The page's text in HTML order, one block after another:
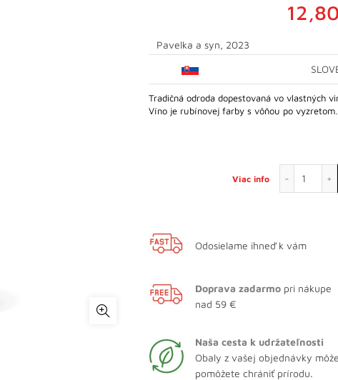
12,80
Pavelka a syn, 2023
Tradičná odroda dopestovaná vo vlastných
Víno je rubínovej farby s vôňou po vyzretom…
Viac info
Odosielame ihneď k vám
Doprava zadarmo pri nákupe
nad 59 €
Naša cesta k udržateľnosti
Obaly z vašej objednávky
pomôžete chrániť prírodu.